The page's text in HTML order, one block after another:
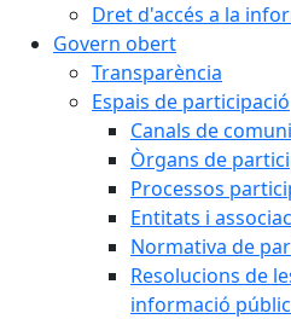
Dret d'accés a la
Govern obert
Transparència
Espais de participació
Canals de
Òrgans de
Processos
Entitats i
Normativa de
Resolucions de
informació